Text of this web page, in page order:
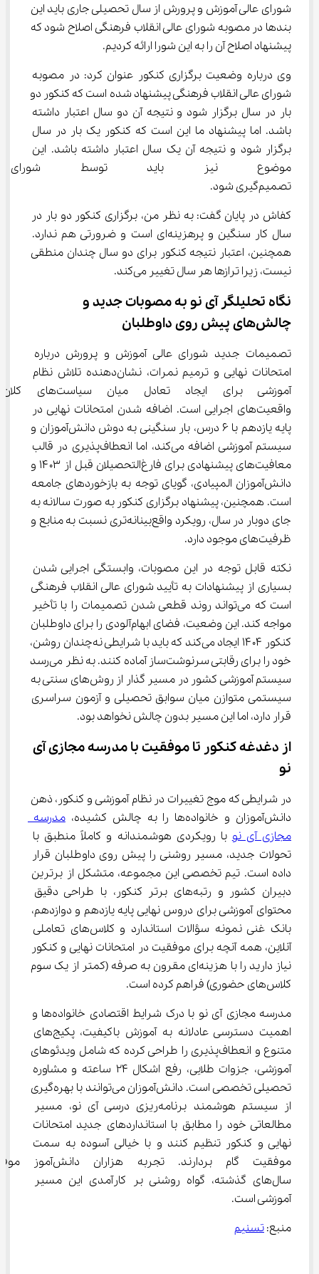
شورای عالی آموزش و پرورش از سال تحصیلی جاری باید این
بندها در مصوبه شورای عالی انقلاب فرهنگی اصلاح شود که
پیشنهاد اصلاح آن را به این شورا ارائه کردیم.
وی درباره وضعیت برگزاری کنکور عنوان کرد: در مصوبه
شورای عالی انقلاب فرهنگی پیشنهاد شده است که کنکور دو
بار در سال برگزار شود و نتیجه آن دو سال اعتبار داشته
باشد. اما پیشنهاد ما این است که کنکور یک بار در سال
برگزار شود و نتیجه آن یک سال اعتبار داشته باشد. این
موضوع نیز باید توسط شورای
تصمیم‌گیری شود.
کفاش در پایان گفت: به نظر من، برگزاری کنکور دو بار در
سال کار سنگین و پرهزینه‌ای است و ضرورتی هم ندارد.
همچنین، اعتبار نتیجه کنکور برای دو سال چندان منطقی
نیست، زیرا ترازها هر سال تغییر می‌کند.
نگاه تحلیلگر آی نو به مصوبات جدید و
چالش‌های پیش روی داوطلبان
تصمیمات جدید شورای عالی آموزش و پرورش درباره
امتحانات نهایی و ترمیم نمرات، نشان‌دهنده تلاش نظام
آموزشی برای ایجاد تعادل میان
واقعیت‌های اجرایی است. اضافه شدن امتحانات نهایی در
پایه یازدهم با ۶ درس، بار سنگینی به دوش دانش‌آموزان و
سیستم آموزشی اضافه می‌کند، اما انعطاف‌پذیری در قالب
معافیت‌های پیشنهادی برای فارغ‌التحصیلان قبل از ۱۴۰۳ و
دانش‌آموزان المپیادی، گویای توجه به بازخوردهای جامعه
است. همچنین، پیشنهاد برگزاری کنکور به صورت سالانه به
جای دوبار در سال، رویکرد واقع‌بینانه‌تری نسبت به منابع و
ظرفیت‌های موجود دارد.
نکته قابل توجه در این مصوبات، وابستگی اجرایی شدن
بسیاری از پیشنهادات به تأیید شورای عالی انقلاب فرهنگی
است که می‌تواند روند قطعی شدن تصمیمات را با تأخیر
مواجه کند. این وضعیت، فضای ابهام‌آلودی را برای داوطلبان
کنکور ۱۴۰۴ ایجاد می‌کند که باید با شرایطی نه‌چندان روشن،
خود را برای رقابتی سرنوشت‌ساز آماده کنند. به نظر می‌رسد
سیستم آموزشی کشور در مسیر گذار از روش‌های سنتی به
سیستمی متوازن میان سوابق تحصیلی و آزمون سراسری
قرار دارد، اما این مسیر بدون چالش نخواهد بود.
از دغدغه کنکور تا موفقیت با مدرسه مجازی آی
نو
در شرایطی که موج تغییرات در نظام آموزشی و کنکور، ذهن
دانش‌آموزان و خانواده‌ها را به چالش کشیده،
مدرسه
مجازی آی نو با رویکردی هوشمندانه و کاملاً منطبق با
تحولات جدید، مسیر روشنی را پیش روی داوطلبان قرار
داده است. تیم تخصصی این مجموعه، متشکل از برترین
دبیران کشور و رتبه‌های برتر کنکور، با طراحی دقیق
محتوای آموزشی برای دروس نهایی پایه یازدهم و دوازدهم،
بانک غنی نمونه سؤالات استاندارد و کلاس‌های تعاملی
آنلاین، همه آنچه برای موفقیت در امتحانات نهایی و کنکور
نیاز دارید را با هزینه‌ای مقرون به صرفه (کمتر از یک سوم
کلاس‌های حضوری) فراهم کرده است.
مدرسه مجازی آی نو با درک شرایط اقتصادی خانواده‌ها و
اهمیت دسترسی عادلانه به آموزش باکیفیت، پکیج‌های
متنوع و انعطاف‌پذیری را طراحی کرده که شامل ویدئوهای
آموزشی، جزوات طلایی، رفع اشکال 24 ساعته و مشاوره
تحصیلی تخصصی است. دانش‌آموزان می‌توانند با بهره‌گیری
از سیستم هوشمند برنامه‌ریزی درسی آی نو، مسیر
مطالعاتی خود را مطابق با استانداردهای جدید امتحانات
نهایی و کنکور تنظیم کنند و با خیالی آسوده به سمت
موفقیت گام بردارند. تجربه
سال‌های گذشته، گواه روشنی بر کارآمدی این مسیر
آموزشی است.
منبع: تسنیم